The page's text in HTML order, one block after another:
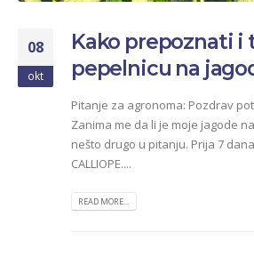
08
okt
Kako prepoznati
pepelnicu na
Pitanje za agronoma: Pozdrav
Zanima me da li je moje jagode
nešto drugo u pitanju. Prija 7
CALLIOPE....
READ MORE...